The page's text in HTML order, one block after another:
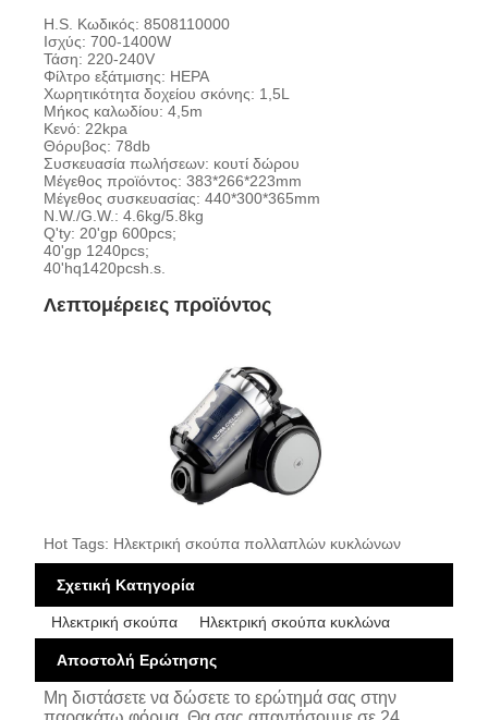
H.S. Κωδικός: 8508110000
Ισχύς: 700-1400W
Τάση: 220-240V
Φίλτρο εξάτμισης: HEPA
Χωρητικότητα δοχείου σκόνης: 1,5L
Μήκος καλωδίου: 4,5m
Κενό: 22kpa
Θόρυβος: 78db
Συσκευασία πωλήσεων: κουτί δώρου
Μέγεθος προϊόντος: 383*266*223mm
Μέγεθος συσκευασίας: 440*300*365mm
N.W./G.W.: 4.6kg/5.8kg
Q'ty: 20'gp 600pcs;
40'gp 1240pcs;
40'hq1420pcsh.s.
Λεπτομέρειες προϊόντος
Hot Tags: Ηλεκτρική σκούπα πολλαπλών κυκλώνων
Σχετική Κατηγορία
Ηλεκτρική σκούπα Ηλεκτρική σκούπα κυκλώνα
Αποστολή Ερώτησης
Μη διστάσετε να δώσετε το ερώτημά σας στην